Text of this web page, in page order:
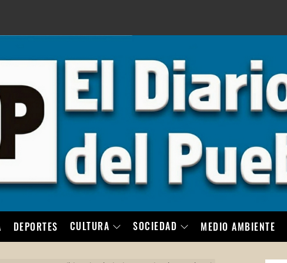
DEPORTES CULTURA SOCIEDAD MEDIO AMBIENTE